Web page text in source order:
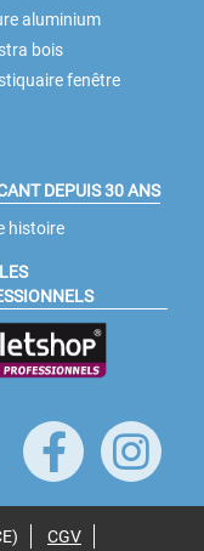
aluminium
bois
fenêtre
DEPUIS 30 ANS
histoire
CGV